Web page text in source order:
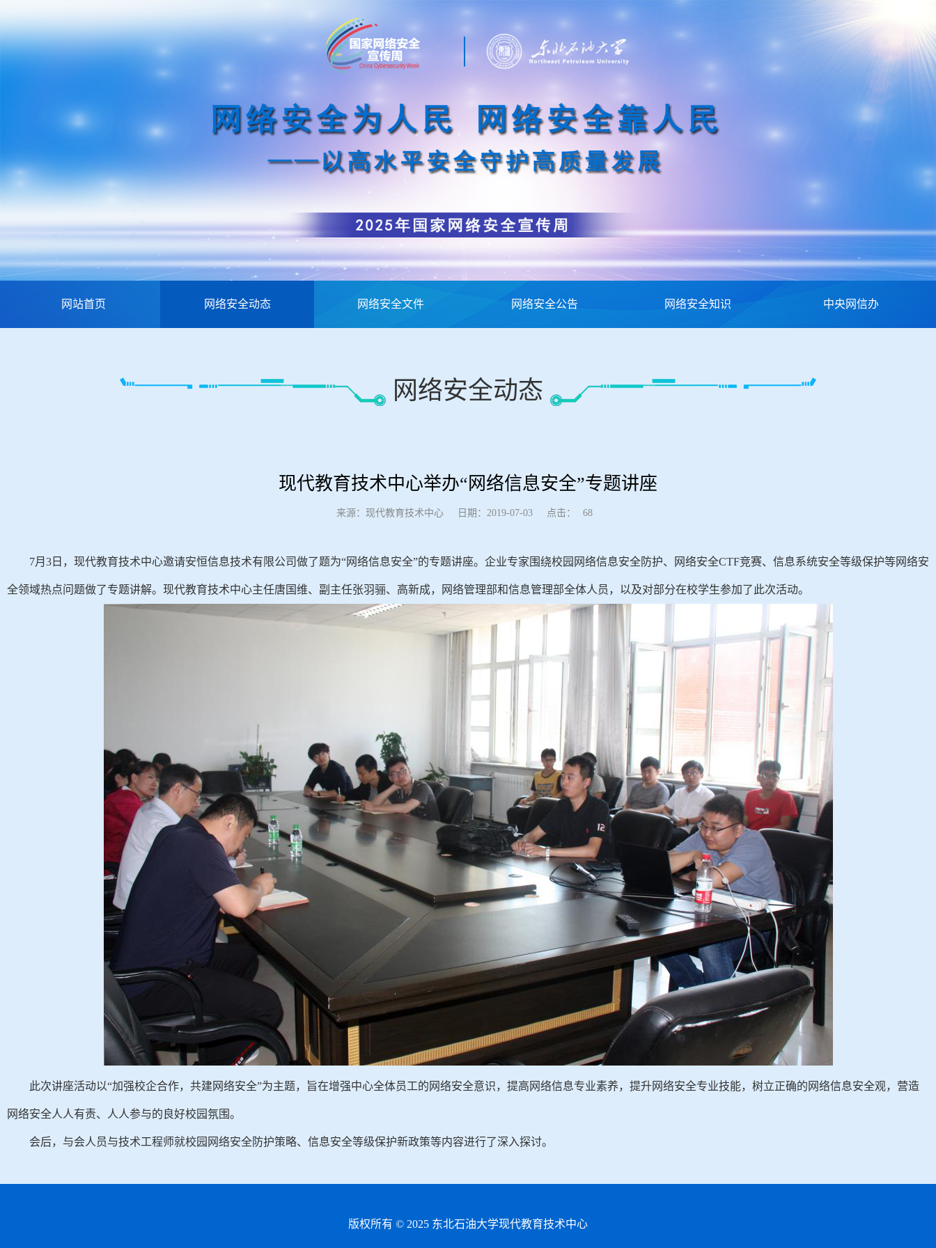
网站首页 网络安全动态 网络安全文件 网络安全公告 网络安全知识 中央网信办
网络安全动态
现代教育技术中心举办“网络信息安全”专题讲座
来源：现代教育技术中心 日期：2019-07-03 点击： 68
7月3日，现代教育技术中心邀请安恒信息技术有限公司做了题为“网络信息安全”的专题讲座。企业专家围绕校园网络信息安全防护、网络安全CTF竞赛、信息系统安全等级保护等网络安
全领域热点问题做了专题讲解。现代教育技术中心主任唐国维、副主任张羽骊、高新成，网络管理部和信息管理部全体人员，以及对部分在校学生参加了此次活动。
此次讲座活动以“加强校企合作，共建网络安全”为主题，旨在增强中心全体员工的网络安全意识，提高网络信息专业素养，提升网络安全专业技能，树立正确的网络信息安全观，营造
网络安全人人有责、人人参与的良好校园氛围。
会后，与会人员与技术工程师就校园网络安全防护策略、信息安全等级保护新政策等内容进行了深入探讨。
版权所有 © 2025 东北石油大学现代教育技术中心